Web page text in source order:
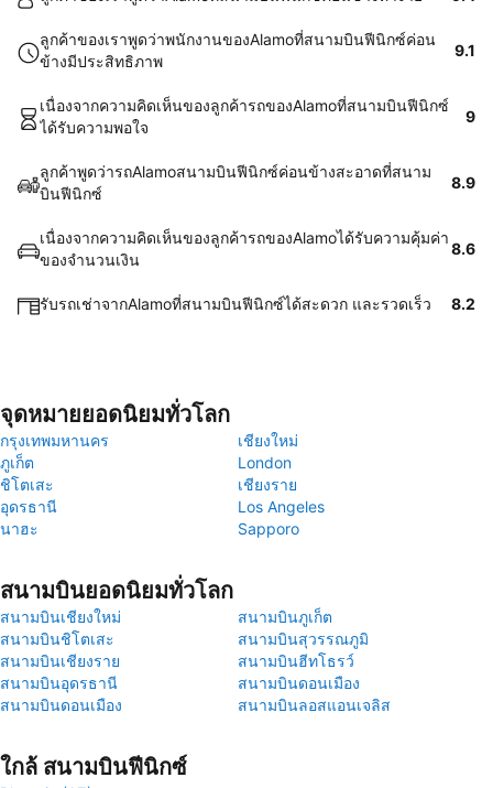
ลูกค้าของเราพูดว่าพนักงานของAlamoที่สนามบินฟีนิกซ์ค่อน
ข้างมีประสิทธิภาพ
9.1
เนื่องจากความคิดเห็นของลูกค้ารถของAlamoที่สนามบินฟีนิกซ์
ได้รับความพอใจ
9
ลูกค้าพูดว่ารถAlamoสนามบินฟีนิกซ์ค่อนข้างสะอาดที่สนาม
บินฟีนิกซ์
8.9
เนื่องจากความคิดเห็นของลูกค้ารถของAlamoได้รับความคุ้มค่า
ของจำนวนเงิน
8.6
รับรถเช่าจากAlamoที่สนามบินฟีนิกซ์ได้สะดวก และรวดเร็ว 8.2
จุดหมายยอดนิยมทั่วโลก
กรุงเทพมหานคร
เชียงใหม่
ภูเก็ต
London
ชิโตเสะ
เชียงราย
อุดรธานี
Los Angeles
นาฮะ
Sapporo
สนามบินยอดนิยมทั่วโลก
สนามบินเชียงใหม่
สนามบินภูเก็ต
สนามบินชิโตเสะ
สนามบินสุวรรณภูมิ
สนามบินเชียงราย
สนามบินฮีทโธรว์
สนามบินอุดรธานี
สนามบินดอนเมือง
สนามบินดอนเมือง
สนามบินลอสแอนเจลิส
ใกล้ สนามบินฟีนิกซ์